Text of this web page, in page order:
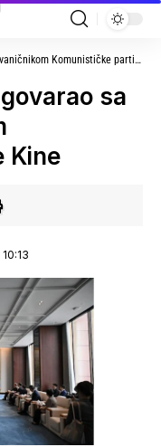
Komunističke partije Kine
sa
Kine